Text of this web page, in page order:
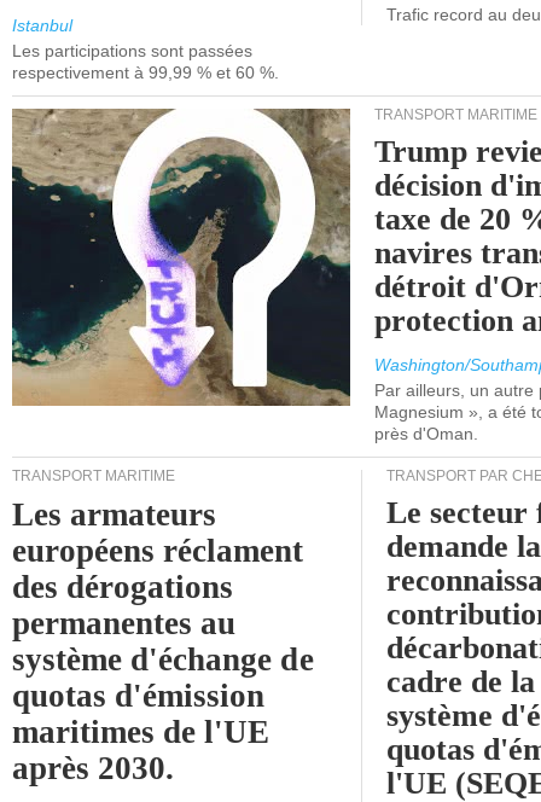
Istanbul
Les participations sont passées
respectivement à 99,99 % et 60 %.
Trafic record au
TRANSPORT MARITIME
Trump
décision
taxe de 20
navires
détroit
protection
Washington/
Par ailleurs, un autre
Magnesium », a été
près d'Oman.
TRANSPORT MARITIME
Les armateurs
européens réclament
des dérogations
permanentes au
système d'échange de
quotas d'émission
maritimes de l'UE
après 2030.
TRANSPORT PAR
Le
demande la
cadre de
système
quotas
l'UE